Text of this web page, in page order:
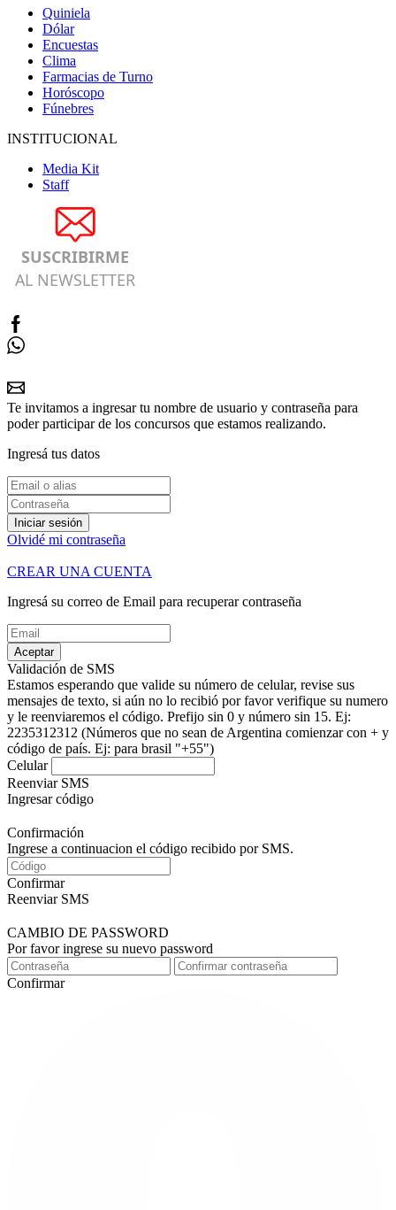
Quiniela
Dólar
Encuestas
Clima
Farmacias de Turno
Horóscopo
Fúnebres
INSTITUCIONAL
Media Kit
Staff
SUSCRIBIRME
AL NEWSLETTER
Te invitamos a ingresar tu nombre de usuario y contraseña para
poder participar de los concursos que estamos realizando.
Ingresá tus datos
Iniciar sesión
Olvidé mi contraseña
CREAR UNA CUENTA
Ingresá su correo de Email para recuperar contraseña
Aceptar
Validación de SMS
Estamos esperando que valide su número de celular, revise sus
mensajes de texto, si aún no lo recibió por favor verifique su numero
y le reenviaremos el código. Prefijo sin 0 y número sin 15. Ej:
2235312312 (Números que no sean de Argentina comienzar con + y
código de país. Ej: para brasil "+55")
Celular
Reenviar SMS
Ingresar código
Confirmación
Ingrese a continuacion el código recibido por SMS.
Confirmar
Reenviar SMS
CAMBIO DE PASSWORD
Por favor ingrese su nuevo password
Confirmar